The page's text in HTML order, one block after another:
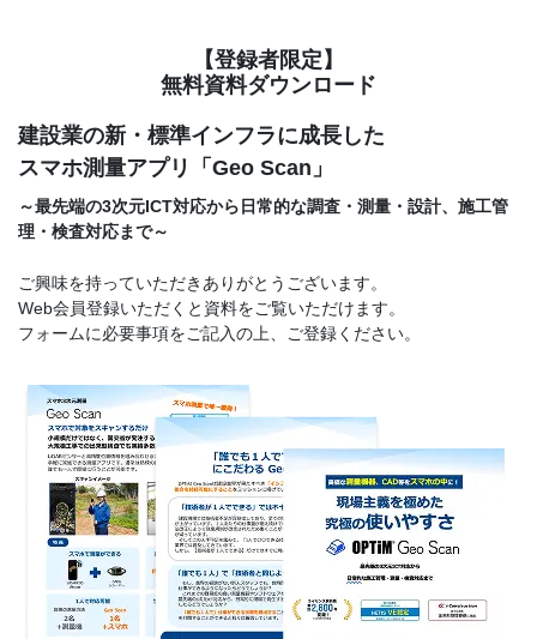
【登録者限定】
無料資料ダウンロード
建設業の新・標準インフラに成長した
スマホ測量アプリ「Geo Scan」
～最先端の3次元ICT対応から日常的な調査・測量・設計、 施工管
理・検査対応まで～
ご興味を持っていただきありがとうございます。
Web会員登録いただくと資料をご覧いただけます。
フォームに必要事項をご記入の上、ご登録ください。